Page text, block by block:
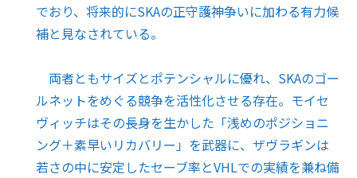
でおり、将来的にSKAの正守護神争いに加わる有力候
補と見なされている。
両者ともサイズとポテンシャルに優れ、SKAのゴー
ルネットをめぐる競争を活性化させる存在。モイセ
ヴィッチはその長身を生かした「浅めのポジショニ
ング＋素早いリカバリー」を武器に、ザヴラギンは
若さの中に安定したセーブ率とVHLでの実績を兼ね備